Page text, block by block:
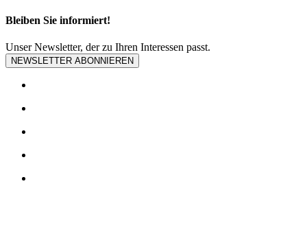
Bleiben Sie informiert!
Unser Newsletter, der zu Ihren Interessen passt.
NEWSLETTER ABONNIEREN